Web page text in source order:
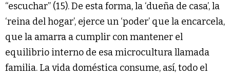
“escuchar” (15). De esta forma, la ‘dueña de casa’, la
‘reina del hogar’, ejerce un ‘poder’ que la encarcela,
que la amarra a cumplir con mantener el
equilibrio interno de esa microcultura llamada
familia. La vida doméstica consume, así, todo el